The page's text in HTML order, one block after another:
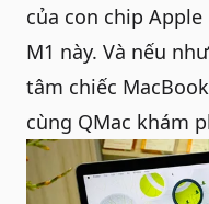
của con chip
M1 này. Và nếu
tâm chiếc
cùng QMac khám